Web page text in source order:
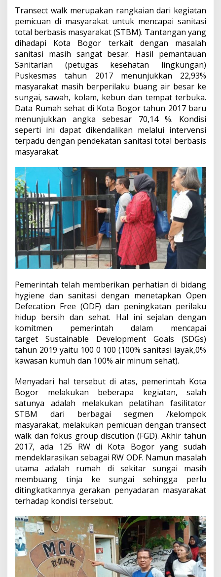
Transect walk merupakan rangkaian dari kegiatan
pemicuan di masyarakat untuk mencapai sanitasi
total berbasis masyarakat (STBM). Tantangan yang
dihadapi Kota Bogor terkait dengan masalah
sanitasi masih sangat besar. Hasil pemantauan
Sanitarian (petugas kesehatan lingkungan)
Puskesmas tahun 2017 menunjukkan 22,93%
masyarakat masih berperilaku buang air besar ke
sungai, sawah, kolam, kebun dan tempat terbuka.
Data Rumah sehat di Kota Bogor tahun 2017 baru
menunjukkan angka sebesar 70,14 %. Kondisi
seperti ini dapat dikendalikan melalui intervensi
terpadu dengan pendekatan sanitasi total berbasis
masyarakat.
Pemerintah telah memberikan perhatian di bidang
hygiene dan sanitasi dengan menetapkan Open
Defecation Free (ODF) dan peningkatan perilaku
hidup bersih dan sehat. Hal ini sejalan dengan
komitmen pemerintah dalam mencapai
target Sustainable Development Goals (SDGs)
tahun 2019 yaitu 100 0 100 (100% sanitasi layak,0%
kawasan kumuh dan 100% air minum sehat).
Menyadari hal tersebut di atas, pemerintah Kota
Bogor melakukan beberapa kegiatan, salah
satunya adalah melakukan pelatihan fasilitator
STBM dari berbagai segmen /kelompok
masyarakat, melakukan pemicuan dengan transect
walk dan fokus group discution (FGD). Akhir tahun
2017, ada 125 RW di Kota Bogor yang sudah
mendeklarasikan sebagai RW ODF. Namun masalah
utama adalah rumah di sekitar sungai masih
membuang tinja ke sungai sehingga perlu
ditingkatkannya gerakan penyadaran masyarakat
terhadap kondisi tersebut.